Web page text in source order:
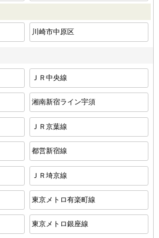
川崎市中原区
ＪＲ中央線
湘南新宿ライン宇須
ＪＲ京葉線
都営新宿線
ＪＲ埼京線
東京メトロ有楽町線
東京メトロ銀座線